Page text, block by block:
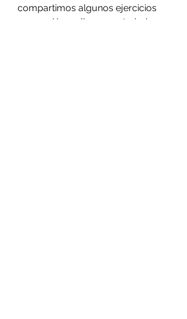
compartimos algunos ejercicios
que podés realizar para trabajar